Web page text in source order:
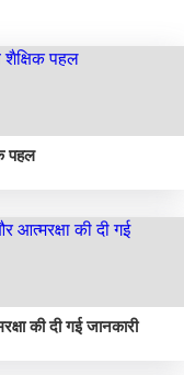
पहल
की दी गई जानकारी